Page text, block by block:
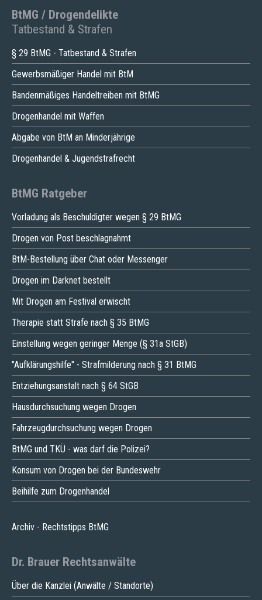
BtMG / Drogendelikte
Tatbestand & Strafen
§ 29 BtMG - Tatbestand & Strafen
Gewerbsmäßiger Handel mit BtM
Bandenmäßiges Handeltreiben mit BtMG
Drogenhandel mit Waffen
Abgabe von BtM an Minderjährige
Drogenhandel & Jugendstrafrecht
BtMG Ratgeber
Vorladung als Beschuldigter wegen § 29 BtMG
Drogen von Post beschlagnahmt
BtM-Bestellung über Chat oder Messenger
Drogen im Darknet bestellt
Mit Drogen am Festival erwischt
Therapie statt Strafe nach § 35 BtMG
Einstellung wegen geringer Menge (§ 31a StGB)
"Aufklärungshilfe" - Strafmilderung nach § 31 BtMG
Entziehungsanstalt nach § 64 StGB
Hausdurchsuchung wegen Drogen
Fahrzeugdurchsuchung wegen Drogen
BtMG und TKÜ - was darf die Polizei?
Konsum von Drogen bei der Bundeswehr
Beihilfe zum Drogenhandel
Archiv - Rechtstipps BtMG
Dr. Brauer Rechtsanwälte
Über die Kanzlei (Anwälte / Standorte)